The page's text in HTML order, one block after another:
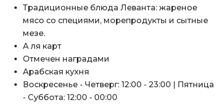
Традиционные блюда Леванта: жареное
мясо со специями, морепродукты и сытные
мезе.
А ля карт
Отмечен наградами
Арабская кухня
Воскресенье - Четверг: 12:00 - 23:00 | Пятница
- Суббота: 12:00 - 00:00